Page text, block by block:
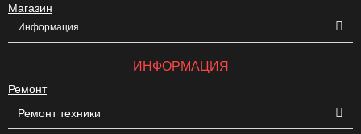
Магазин
Информация
ИНФОРМАЦИЯ
Ремонт
Ремонт техники